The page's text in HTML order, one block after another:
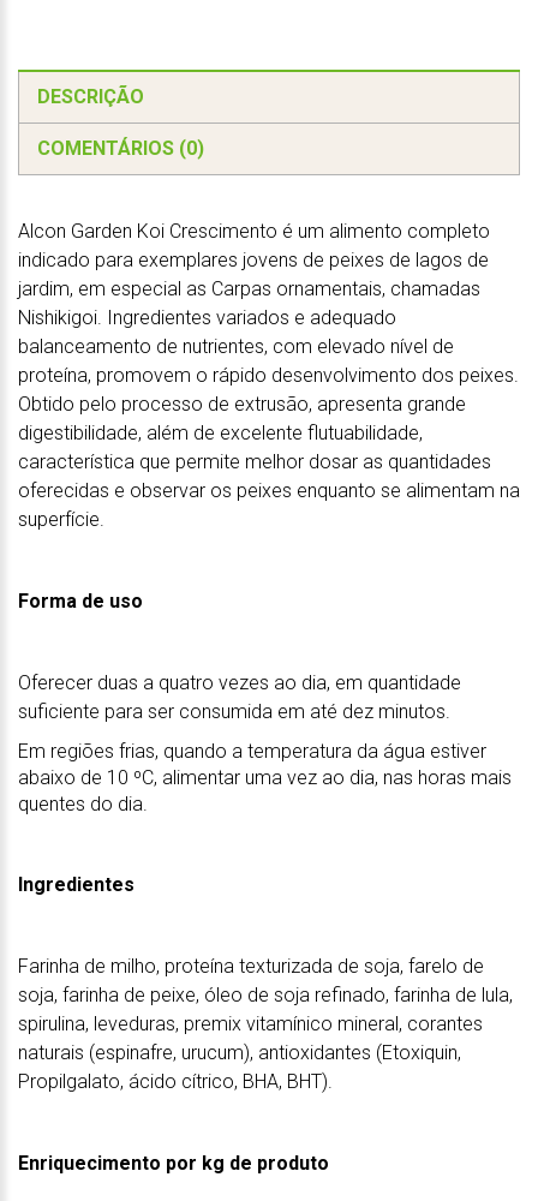
DESCRIÇÃO
COMENTÁRIOS (0)
Alcon Garden Koi Crescimento é um alimento completo
indicado para exemplares jovens de peixes de lagos de
jardim, em especial as Carpas ornamentais, chamadas
Nishikigoi. Ingredientes variados e adequado
balanceamento de nutrientes, com elevado nível de
proteína, promovem o rápido desenvolvimento dos peixes.
Obtido pelo processo de extrusão, apresenta grande
digestibilidade, além de excelente flutuabilidade,
característica que permite melhor dosar as quantidades
oferecidas e observar os peixes enquanto se alimentam na
superfície.
Forma de uso
Oferecer duas a quatro vezes ao dia, em quantidade
suficiente para ser consumida em até dez minutos.
Em regiões frias, quando a temperatura da água estiver
abaixo de 10 ºC, alimentar uma vez ao dia, nas horas mais
quentes do dia.
Ingredientes
Farinha de milho, proteína texturizada de soja, farelo de
soja, farinha de peixe, óleo de soja refinado, farinha de lula,
spirulina, leveduras, premix vitamínico mineral, corantes
naturais (espinafre, urucum), antioxidantes (Etoxiquin,
Propilgalato, ácido cítrico, BHA, BHT).
Enriquecimento por kg de produto